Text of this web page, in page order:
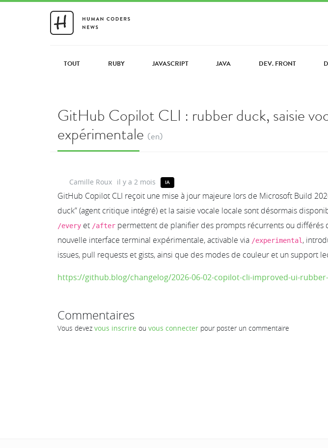
TOUT RUBY JAVASCRIPT JAVA DEV. FRONT
GitHub Copilot CLI : rubber duck, saisie
expérimentale (en)
Camille Roux il y a 2 mois IA
GitHub Copilot CLI reçoit une mise à jour majeure lors de Microsoft Build
duck” (agent critique intégré) et la saisie vocale locale sont désormais
/every et /after permettent de planifier des prompts récurrents ou différés
nouvelle interface terminal expérimentale, activable via /experimental ,
issues, pull requests et gists, ainsi que des modes de couleur et un support
https://github.blog/changelog/2026-06-02-copilot-cli-improved-ui-
Commentaires
Vous devez vous inscrire ou vous connecter pour poster un commentaire